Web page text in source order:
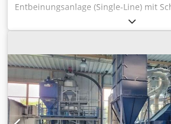
Entbeinungsanlage (Single-Line) mit
automatischem Auswurf der leeren
Linie. Geschwindigkeit - Variable, bis
Stunde. Gesamtabmessungen -
1100mm H ungefähr. Elektrische
3 Phasen. Dsdpfxshr Rp Dj Anxjwa